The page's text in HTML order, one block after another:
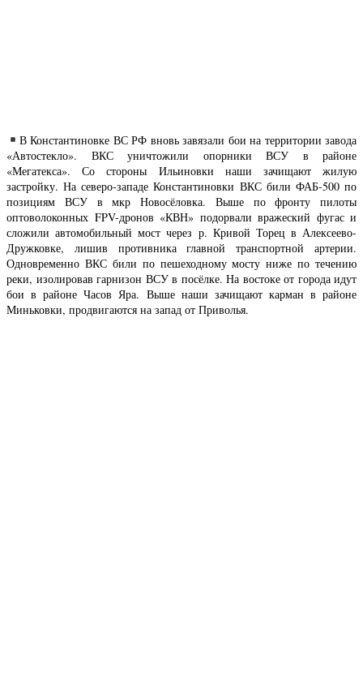
В Константиновке ВС РФ вновь завязали бои на территории завода
«Автостекло». ВКС уничтожили опорники ВСУ в районе
«Мегатекса». Со стороны Ильиновки наши зачищают жилую
застройку. На северо-западе Константиновки ВКС били ФАБ-500 по
позициям ВСУ в мкр Новосёловка. Выше по фронту пилоты
оптоволоконных FPV-дронов «КВН» подорвали вражеский фугас и
сложили автомобильный мост через р. Кривой Торец в Алексеево-
Дружковке, лишив противника главной транспортной артерии.
Одновременно ВКС били по пешеходному мосту ниже по течению
реки, изолировав гарнизон ВСУ в посёлке. На востоке от города идут
бои в районе Часов Яра. Выше наши зачищают карман в районе
Миньковки, продвигаются на запад от Приволья.